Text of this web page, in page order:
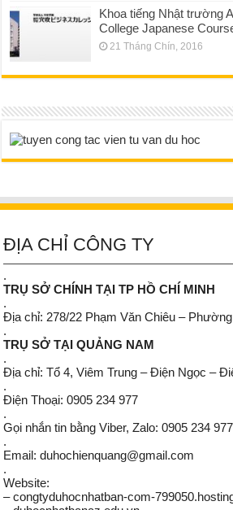
Khoa tiếng Nhật trường
College Japanese
21 Tháng Chín, 2016
ĐỊA CHỈ CÔNG TY
.
TRỤ SỞ CHÍNH TẠI TP HỒ CHÍ MINH
.
Địa chỉ: 278/22 Phạm Văn Chiêu –
.
TRỤ SỞ TẠI QUẢNG NAM
.
Địa chỉ: Tổ 4, Viêm Trung – Điện Ngọc –
.
Điện Thoại: 0905 234 977
.
Gọi nhắn tin bằng Viber, Zalo: 0905 234 977
.
Email: duhochienquang@gmail.com
.
Website:
– congtyduhocnhatban-com-